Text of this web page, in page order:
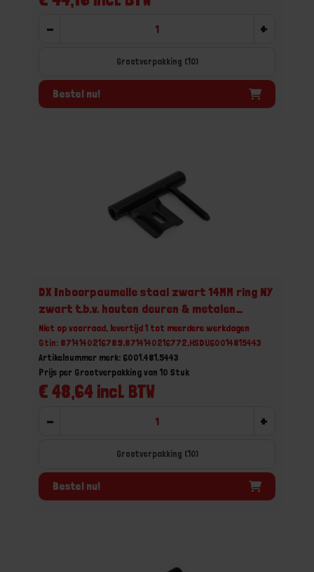
- +
Grootverpakking (10)
Bestel nu!
DX Inboorpaumelle staal zwart 14MM ring NY
zwart t.b.v. houten deuren & metalen
montagekozijnen
Niet op voorraad, levertijd 1 tot meerdere werkdagen
Gtin: 8714140216789,8714140216772,HSDU60014815443
Artikelnummer merk: 6001.481.5443
€ 48,64 incl. BTW
Prijs per Grootverpakking van 10 Stuk
- +
Grootverpakking (10)
Bestel nu!